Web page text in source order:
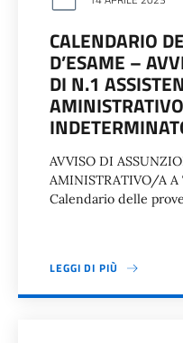
CALENDARIO
D’ESAME –
DI N.1
AVVISO DI
AMINISTRATIVO/A A
Calendario delle
LEGGI DI PIÙ